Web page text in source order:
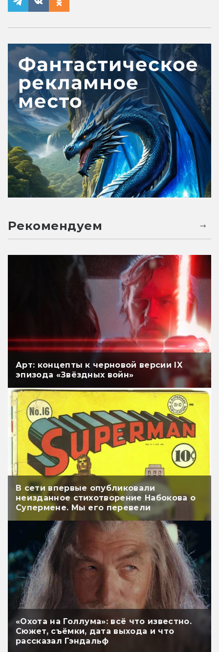
Рекомендуем
Арт: концепты к черновой версии IX
эпизода «Звёздных войн»
В сети впервые опубликовали
неизданное стихотворение Набокова о
Супермене. Мы его перевели
«Охота на Голлума»: всё что известно.
Сюжет, съёмки, дата выхода и что
рассказал Гэндальф